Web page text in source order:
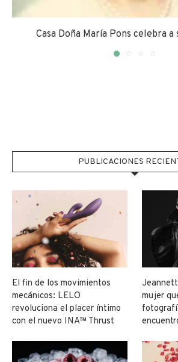
Casa Doña María Pons celebra a
PUBLICACIONES
El fin de los movimientos
mecánicos: LELO
revoluciona el placer íntimo
con el nuevo INA™ Thrust
mujer